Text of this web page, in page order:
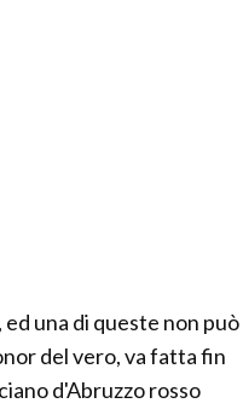
una di queste non può
del vero, va fatta fin
d'Abruzzo rosso